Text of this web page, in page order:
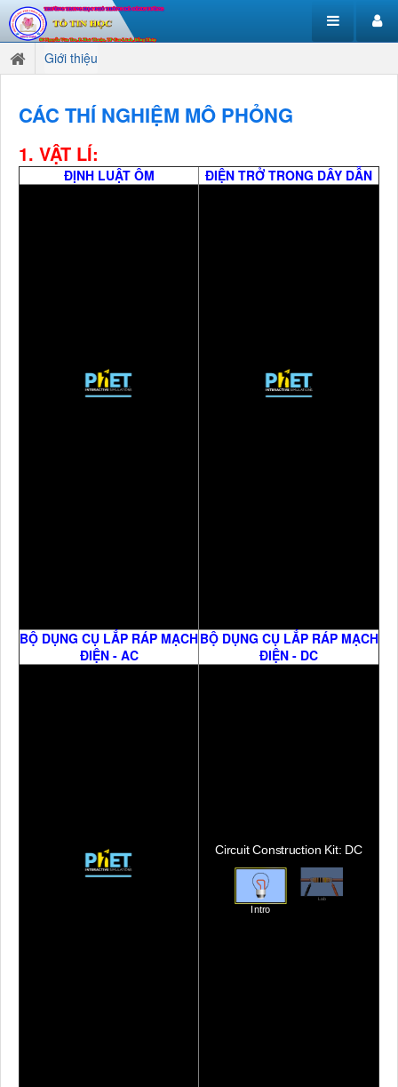
Giới thiệu
CÁC THÍ NGHIỆM MÔ PHỎNG
1. VẬT LÍ:
ĐỊNH LUẬT ÔM ĐIỆN TRỞ TRONG DÂY DẪN
BỘ DỤNG CỤ LẮP RÁP MẠCH
ĐIỆN - AC
BỘ DỤNG CỤ LẮP RÁP MẠCH
ĐIỆN - DC